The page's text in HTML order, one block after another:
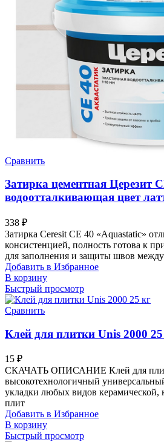
Сравнить
Затирка цементная Церезит
водоотталкивающая цвет
338 ₽
Затирка Ceresit СЕ 40 «Aquastatic»
консистенцией, полность готова к
для заполнения и защиты швов
Добавить в Избранное
В корзину
Быстрый просмотр
Сравнить
Клей для плитки Unis 2000
15 ₽
СКАЧАТЬ ОПИСАНИЕ Клей для
высокотехнологичный
укладки любых видов керамической,
плит
Добавить в Избранное
В корзину
Быстрый просмотр